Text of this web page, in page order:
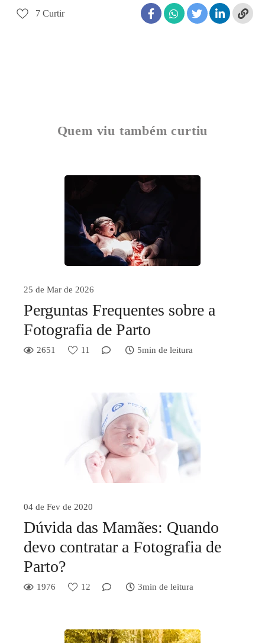
7 Curtir
Quem viu também curtiu
25 de Mar de 2026
Perguntas Frequentes sobre a
Fotografia de Parto
2651 11 5min de leitura
04 de Fev de 2020
Dúvida das Mamães: Quando
devo contratar a Fotografia de
Parto?
1976 12 3min de leitura